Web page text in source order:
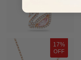
17%
OFF